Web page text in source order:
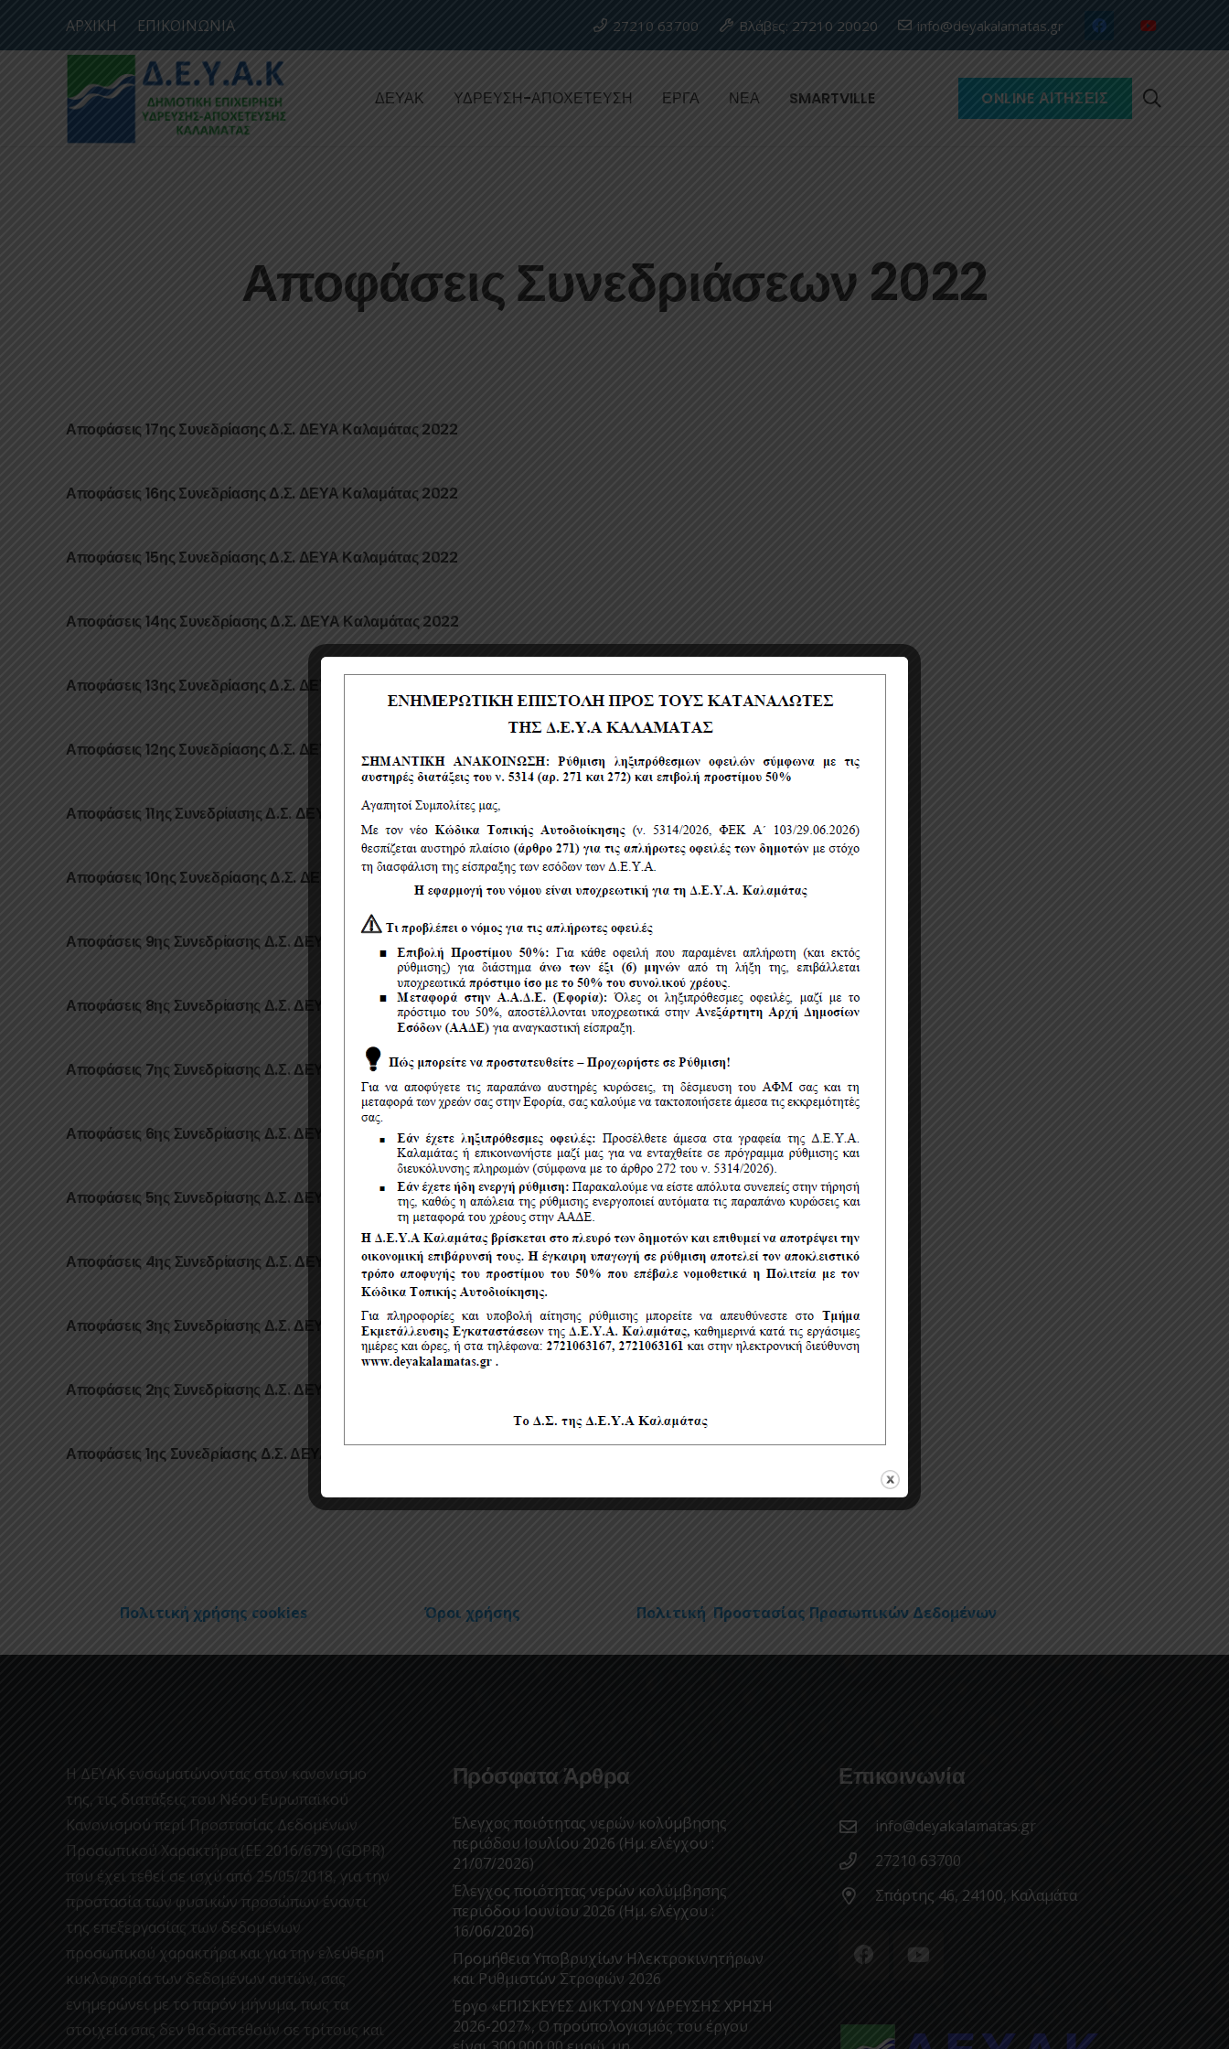
ΑΡΧΙΚΗ ΕΠΙΚΟΙΝΩΝΙΑ 27210 63700 Βλάβες: 27210 20020 info@deyakalamatas.gr
ΔΕΥΑΚ ΥΔΡΕΥΣΗ-ΑΠΟΧΕΤΕΥΣΗ ΕΡΓΑ ΝΕΑ SMARTVILLE ONLINE ΑΙΤΉΣΕΙΣ
Αποφάσεις Συνεδριάσεων 2022
Αποφάσεις 17ης Συνεδρίασης Δ.Σ. ΔΕΥΑ Καλαμάτας 2022
Αποφάσεις 16ης Συνεδρίασης Δ.Σ. ΔΕΥΑ Καλαμάτας 2022
Αποφάσεις 15ης Συνεδρίασης Δ.Σ. ΔΕΥΑ Καλαμάτας 2022
Αποφάσεις 14ης Συνεδρίασης Δ.Σ. ΔΕΥΑ Καλαμάτας 2022
Αποφάσεις 13ης Συνεδρίασης Δ.Σ. ΔΕΥΑ Καλαμάτας 2022
Αποφάσεις 12ης Συνεδρίασης Δ.Σ. ΔΕΥΑ Καλαμάτας 2022
Αποφάσεις 11ης Συνεδρίασης Δ.Σ. ΔΕΥΑ Καλαμάτας 2022
Αποφάσεις 10ης Συνεδρίασης Δ.Σ. ΔΕΥΑ Καλαμάτας 2022
Αποφάσεις 9ης Συνεδρίασης Δ.Σ. ΔΕΥΑ Καλαμάτας 2022
Αποφάσεις 8ης Συνεδρίασης Δ.Σ. ΔΕΥΑ Καλαμάτας 2022
Αποφάσεις 7ης Συνεδρίασης Δ.Σ. ΔΕΥΑ Καλαμάτας 2022
Αποφάσεις 6ης Συνεδρίασης Δ.Σ. ΔΕΥΑ Καλαμάτας 2022
Αποφάσεις 5ης Συνεδρίασης Δ.Σ. ΔΕΥΑ Καλαμάτας 2022
Αποφάσεις 4ης Συνεδρίασης Δ.Σ. ΔΕΥΑ Καλαμάτας 2022
Αποφάσεις 3ης Συνεδρίασης Δ.Σ. ΔΕΥΑ Καλαμάτας 2022
Αποφάσεις 2ης Συνεδρίασης Δ.Σ. ΔΕΥΑ Καλαμάτας 2022
Αποφάσεις 1ης Συνεδρίασης Δ.Σ. ΔΕΥΑ Καλαμάτας 2022
Πολιτική χρήσης cookies Όροι χρήσης Πολιτική Προστασίας Προσωπικών Δεδομένων
Η ΔΕΥΑΚ ενσωματώνοντας στον κανονισμο
της, τις διατάξεις του Νέου Ευρωπαϊκού
Κανονισμού περί Προστασίας Δεδομένων
Προσωπικού Χαρακτήρα (ΕΕ 2016/679) (GDPR)
που έχει τεθεί σε ισχύ από 25/05/2018, για την
προστασία των φυσικών προσώπων έναντι
της επεξεργασίας των δεδομένων
προσωπικού χαρακτήρα και για την ελεύθερη
κυκλοφορία των δεδομένων αυτών, σας
ενημερώνει με το παρόν μήνυμα, πως τα
στοιχεία σας δεν θα διατεθούν σε τρίτους και
Πρόσφατα Άρθρα
Έλεγχος ποιότητας νερών κολύμβησης
περιόδου Ιουλίου 2026 (Ημ. ελέγχου :
21/07/2026)
Έλεγχος ποιότητας νερών κολύμβησης
περιόδου Ιουνίου 2026 (Ημ. ελέγχου :
16/06/2026)
Προμήθεια Υποβρυχίων Ηλεκτροκινητήρων
και Ρυθμιστών Στροφών 2026
Έργο «ΕΠΙΣΚΕΥΕΣ ΔΙΚΤΥΩΝ ΥΔΡΕΥΣΗΣ ΧΡΗΣΗ
2026-2027», Ο προϋπολογισμός του έργου
Επικοινωνία
info@deyakalamatas.gr
27210 63700
Σπάρτης 46, 24100, Καλαμάτα